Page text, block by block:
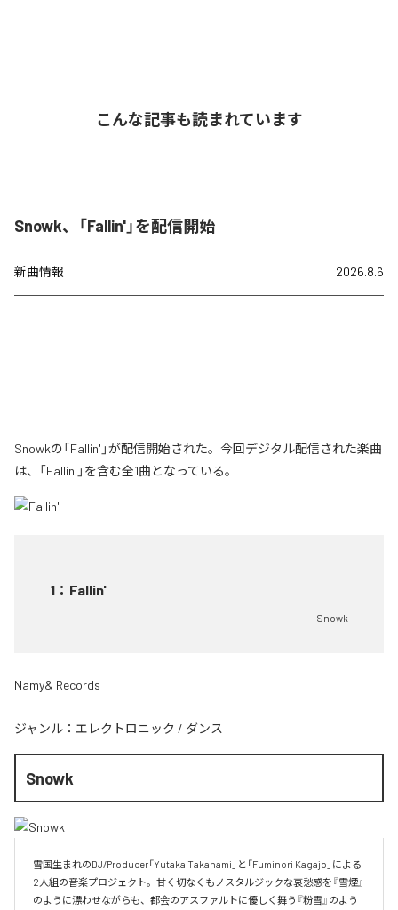
こんな記事も読まれています
Snowk、「Fallin'」を配信開始
新曲情報 2026.8.6
Snowkの「Fallin'」が配信開始された。今回デジタル配信された楽曲
は、「Fallin'」を含む全1曲となっている。
1 ： Fallin'
Snowk
Namy& Records
ジャンル： エレクトロニック / ダンス
Snowk
雪国生まれのDJ/Producer「Yutaka Takanami」と「Fuminori Kagajo」による
2人組の音楽プロジェクト。甘く切なくもノスタルジックな哀愁感を『雪煙』
のように漂わせながらも、都会のアスファルトに優しく舞う『粉雪』のよう